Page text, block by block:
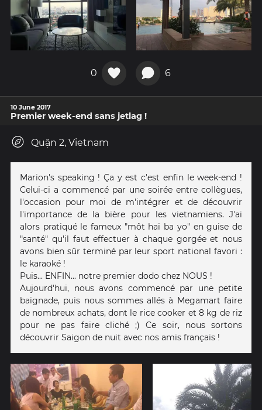
0 6
10 June 2017
Premier week-end sans jetlag !
Quận 2, Vietnam
Marion's speaking ! Ça y est c'est enfin le week-end !
Celui-ci a commencé par une soirée entre collègues,
l'occasion pour moi de m'intégrer et de découvrir
l'importance de la bière pour les vietnamiens. J'ai
alors pratiqué le fameux "môt hai ba yo" en guise de
"santé" qu'il faut effectuer à chaque gorgée et nous
avons bien sûr terminé par leur sport national favori :
le karaoké !
Puis... ENFIN... notre premier dodo chez NOUS !
Aujourd'hui, nous avons commencé par une petite
baignade, puis nous sommes allés à Megamart faire
de nombreux achats, dont le rice cooker et 8 kg de riz
pour ne pas faire cliché ;) Ce soir, nous sortons
découvrir Saigon de nuit avec nos amis français !